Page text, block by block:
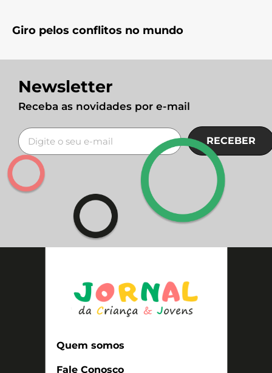
Giro pelos conflitos no mundo
Newsletter
Receba as novidades por e-mail
RECEBER
Quem somos
Fale Conosco